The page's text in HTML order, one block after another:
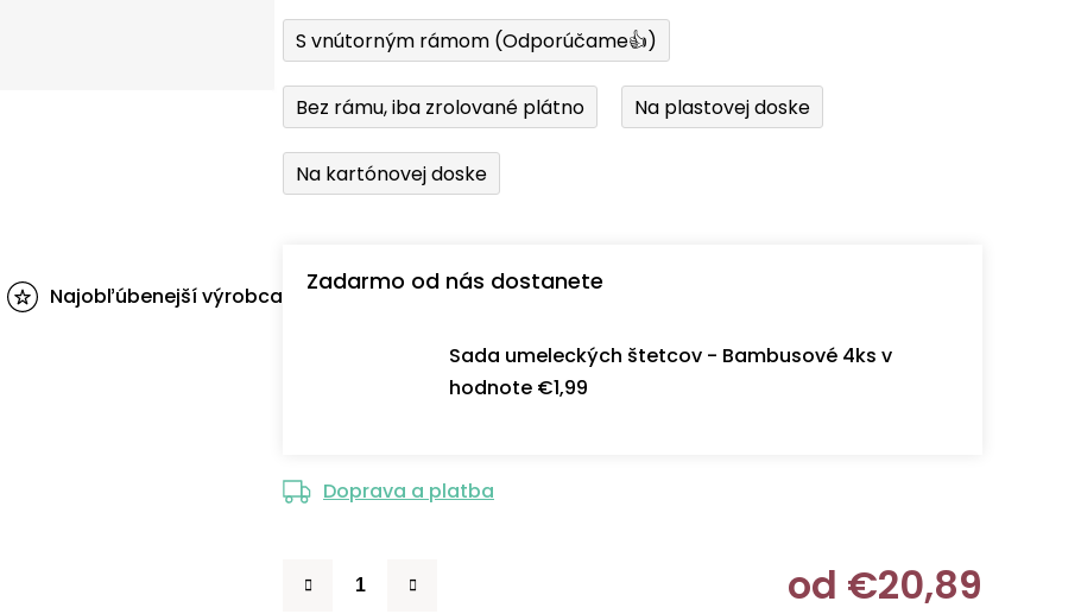
S vnútorným rámom (Odporúčame👍)
Bez rámu, iba zrolované plátno Na plastovej doske
Na kartónovej doske
Zadarmo od nás dostanete
Sada umeleckých štetcov - Bambusové 4ks v
hodnote €1,99
Doprava a platba
od €20,89
Najobľúbenejší výrobca